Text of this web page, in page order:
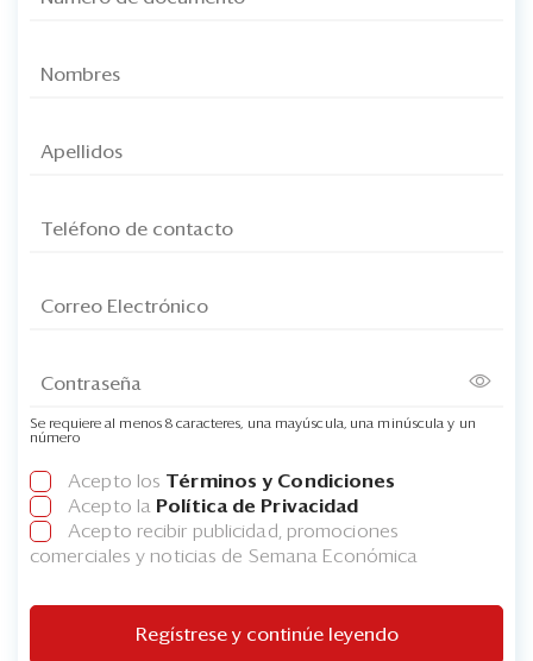
Se requiere al menos 8 caracteres, una mayúscula, una minúscula y un
número
Acepto los Términos y Condiciones
Acepto la Política de Privacidad
Acepto recibir publicidad, promociones
comerciales y noticias de Semana Económica
Regístrese y continúe leyendo